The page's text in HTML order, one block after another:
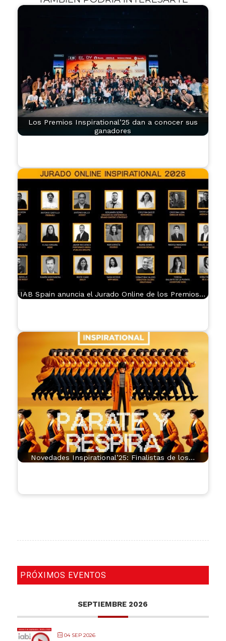
Los Premios Inspirational’25 dan a conocer sus
ganadores
IAB Spain anuncia el Jurado Online de los Premios…
Novedades Inspirational’25: Finalistas de los…
PRÓXIMOS EVENTOS
SEPTIEMBRE 2026
04 SEP 2026